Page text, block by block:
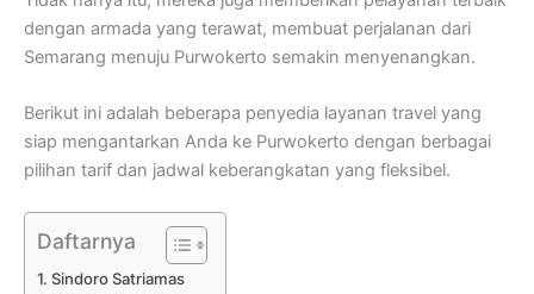
dengan armada yang terawat, membuat perjalanan dari
Semarang menuju Purwokerto semakin menyenangkan.
Berikut ini adalah beberapa penyedia layanan travel yang
siap mengantarkan Anda ke Purwokerto dengan berbagai
pilihan tarif dan jadwal keberangkatan yang fleksibel.
Daftarnya
Sindoro Satriamas